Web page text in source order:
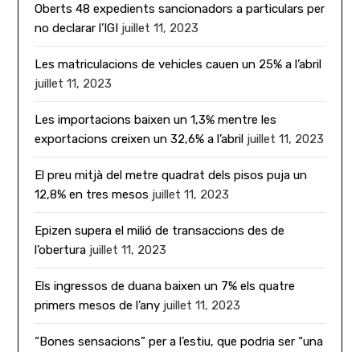
Oberts 48 expedients sancionadors a particulars per
no declarar l’IGI juillet 11, 2023
Les matriculacions de vehicles cauen un 25% a l’abril
juillet 11, 2023
Les importacions baixen un 1,3% mentre les
exportacions creixen un 32,6% a l’abril juillet 11, 2023
El preu mitjà del metre quadrat dels pisos puja un
12,8% en tres mesos juillet 11, 2023
Epizen supera el milió de transaccions des de
l’obertura juillet 11, 2023
Els ingressos de duana baixen un 7% els quatre
primers mesos de l’any juillet 11, 2023
“Bones sensacions” per a l’estiu, que podria ser “una